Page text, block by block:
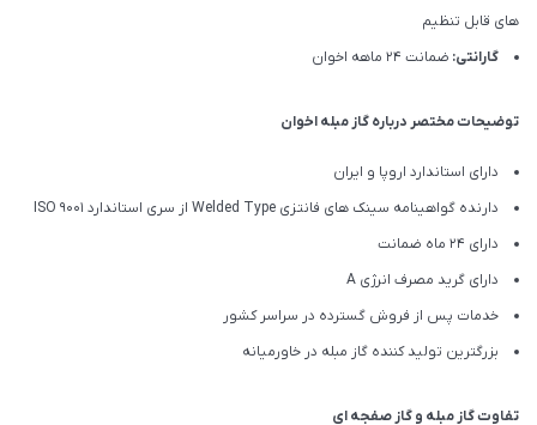
های قابل تنظیم
گارانتی: ضمانت 24 ماهه اخوان
توضیحات مختصر درباره گاز مبله اخوان
دارای استاندارد اروپا و ایران
دارنده گواهینامه سینک های فانتزی Welded Type از سری استاندارد ISO 9001
دارای 24 ماه ضمانت
دارای گرید مصرف انرژی A
خدمات پس از فروش گسترده در سراسر کشور
بزرگترین تولید کننده گاز مبله در خاورمیانه
تفاوت گاز مبله و گاز صفجه ای